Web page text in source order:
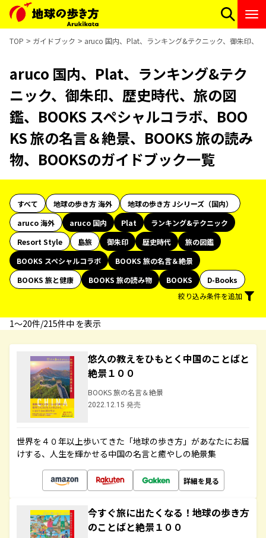
TOP ガイドブック aruco 国内、Plat、ランキング&テクニック、御朱印、
aruco 国内、Plat、ランキング&テク
ニック、御朱印、歴史時代、旅の図
鑑、BOOKS スペシャルコラボ、BOO
KS 旅の名言＆絶景、BOOKS 旅の読み
物、BOOKSのガイドブック一覧
すべて 地球の歩き方 海外
地球の歩き方 Jシリーズ（国内）
aruco 海外
aruco 国内 Plat
ランキング&テクニック
Resort Style
島旅 御朱印 歴史時代
旅の図鑑
BOOKS スペシャルコラボ
BOOKS 旅の名言＆絶景
BOOKS 旅と健康
BOOKS 旅の読み物 BOOKS
D-Books
絞り込み条件を追加
1〜20件/215件中 を表示
悠久の教えをひもとく中国のことばと
絶景１００
BOOKS 旅の名言＆絶景
2022.12.15 発売
世界を４０年以上歩いてきた「地球の歩き方」があなたにお届
けする、人生を輝かせる中国の名言と癒やしの絶景集
詳細を見る
今すぐ旅に出たくなる！地球の歩き方
のことばと絶景１００